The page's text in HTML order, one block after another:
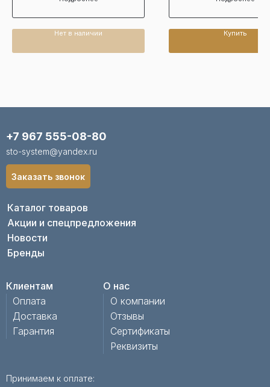
Нет в наличии Купить
Каталог товаров
Акции и спецпредложения
Новости
Бренды
Клиентам
Оплата
Доставка
Гарантия
О нас
О компании
Отзывы
Сертификаты
Реквизиты
+7 967 555-08-80
sto-system@yandex.ru
Принимаем к оплате:
Заказать звонок